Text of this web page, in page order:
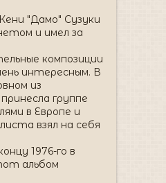
"Дамо" Сузуки
и имел за
композиции
интересным. В
из
группе
в Европе и
взял на себя
1976-го в
альбом